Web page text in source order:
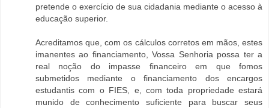
pretende o exercício de sua cidadania mediante o acesso à
educação superior.
Acreditamos que, com os cálculos corretos em mãos, estes
imanentes ao financiamento, Vossa Senhoria possa ter a
real noção do impasse financeiro em que fomos
submetidos mediante o financiamento dos encargos
estudantis com o FIES, e, com toda propriedade estará
munido de conhecimento suficiente para buscar seus